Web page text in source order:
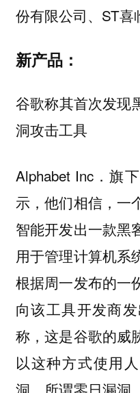
份有限公司、ST喜
新产品：
谷歌称其首次发现
洞攻击工具
Alphabet Inc．旗
示，他们相信，一
智能开发出一款黑
用于管理计算机系
根据周一发布的一
向该工具开发商
称，这是谷歌的威
以这种方式使用
洞。所谓零日漏洞